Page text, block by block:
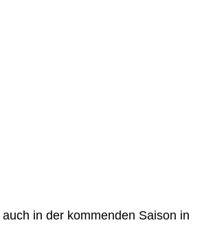
in der kommenden Saison in